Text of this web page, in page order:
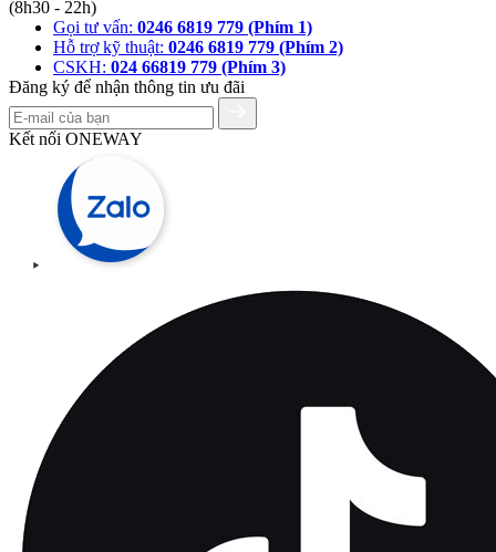
(8h30 - 22h)
Gọi tư vấn: 0246 6819 779 (Phím 1)
Hỗ trợ kỹ thuật: 0246 6819 779 (Phím 2)
CSKH: 024 66819 779 (Phím 3)
Đăng ký để nhận thông tin ưu đãi
Kết nối ONEWAY